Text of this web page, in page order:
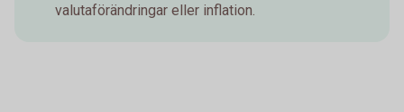
valutaförändringar eller inflation.